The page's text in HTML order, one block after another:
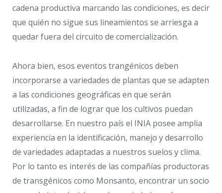
cadena productiva marcando las condiciones, es decir
que quién no sigue sus lineamientos se arriesga a
quedar fuera del circuito de comercialización.
Ahora bien, esos eventos trangénicos deben
incorporarse a variedades de plantas que se adapten
a las condiciones geográficas en que serán
utilizadas, a fin de lograr que los cultivos puedan
desarrollarse. En nuestro país el INIA posee amplia
experiencia en la identificación, manejo y desarrollo
de variedades adaptadas a nuestros suelos y clima.
Por lo tanto es interés de las compañías productoras
de transgénicos como Monsanto, encontrar un socio